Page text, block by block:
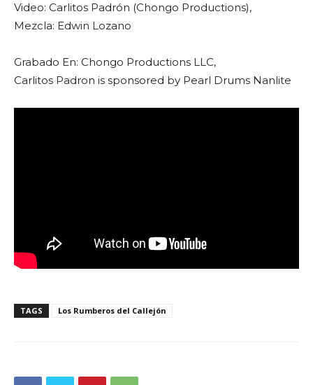
Video: Carlitos Padrón (Chongo Productions),
Mezcla: Edwin Lozano
Grabado En: Chongo Productions LLC,
Carlitos Padron is sponsored by Pearl Drums Nanlite
TAGS Los Rumberos del Callejón